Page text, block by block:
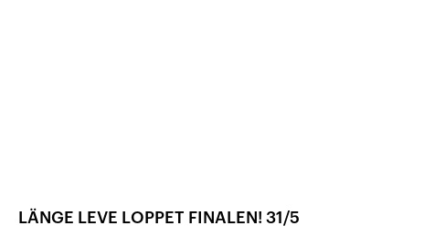
LÄNGE LEVE LOPPET FINALEN! 31/5